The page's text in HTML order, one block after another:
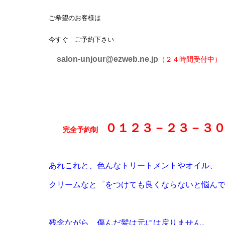
ご希望のお客様は
今すぐ ご予約下さい
salon-unjour@ezweb.ne.jp （２４時間受付中）
完全予約制 ０１２３－２３－３
あれこれと、色んなトリートメントやオイル、
クリームなと゜をつけても良くならないと悩んで
残念ながら 傷んだ髪は元には戻りません。